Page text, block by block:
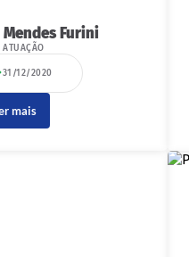
Furini
ATUAÇÃO
31/12/2020
mais